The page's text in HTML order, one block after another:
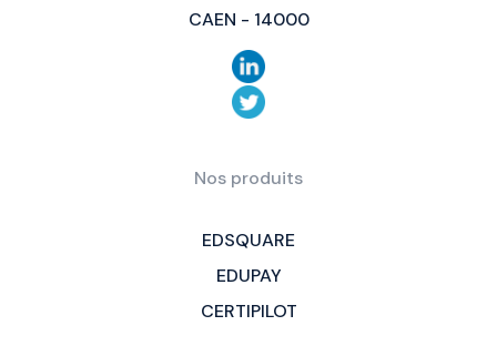
CAEN - 14000
Nos produits
EDSQUARE
EDUPAY
CERTIPILOT